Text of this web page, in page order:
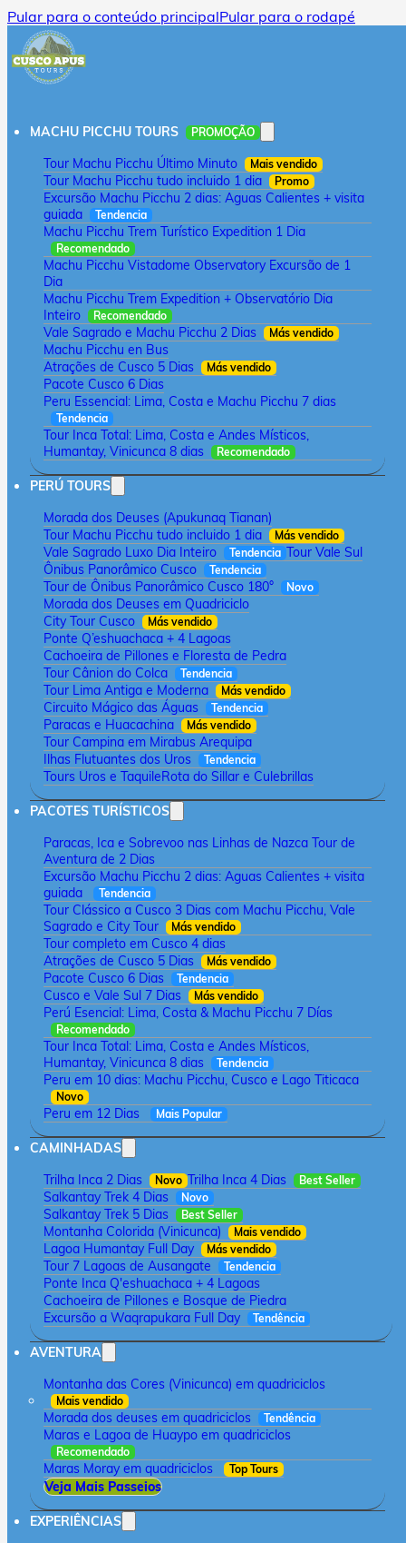
Pular para o conteúdo principalPular para o rodapé
MACHU PICCHU TOURS PROMOÇÃO
Tour Machu Picchu Último Minuto Mais vendido
Tour Machu Picchu tudo incluido 1 dia Promo
Excursão Machu Picchu 2 dias: Aguas Calientes + visita
guiada
Tendencia
Machu Picchu Trem Turístico Expedition 1 Dia
Recomendado
Machu Picchu Vistadome Observatory Excursão de 1
Dia
Machu Picchu Trem Expedition + Observatório Dia
Inteiro
Recomendado
Vale Sagrado e Machu Picchu 2 Dias Más vendido
Machu Picchu en Bus
Atrações de Cusco 5 Dias
Más vendido
Pacote Cusco 6 Dias
Peru Essencial: Lima, Costa e Machu Picchu 7 dias
Tendencia
Tour Inca Total: Lima, Costa e Andes Místicos,
Humantay, Vinicunca 8 dias
Recomendado
PERÚ TOURS
Morada dos Deuses (Apukunaq Tianan)
Tour Machu Picchu tudo incluido 1 dia
Más vendido
Vale Sagrado Luxo Dia Inteiro Tendencia Tour Vale Sul
Ônibus Panorâmico Cusco
Tendencia
Tour de Ônibus Panorâmico Cusco 180° Novo
Morada dos Deuses em Quadriciclo
City Tour Cusco
Más vendido
Ponte Q’eshuachaca + 4 Lagoas
Cachoeira de Pillones e Floresta de Pedra
Tour Cânion do Colca
Tendencia
Tour Lima Antiga e Moderna Más vendido
Circuito Mágico das Águas Tendencia
Paracas e Huacachina Más vendido
Tour Campina em Mirabus Arequipa
Ilhas Flutuantes dos Uros
Tendencia
Tours Uros e TaquileRota do Sillar e Culebrillas
PACOTES TURÍSTICOS
Paracas, Ica e Sobrevoo nas Linhas de Nazca Tour de
Aventura de 2 Dias
Excursão Machu Picchu 2 dias: Aguas Calientes + visita
guiada
Tendencia
Tour Clássico a Cusco 3 Dias com Machu Picchu, Vale
Sagrado e City Tour
Más vendido
Tour completo em Cusco 4 dias
Atrações de Cusco 5 Dias
Más vendido
Pacote Cusco 6 Dias Tendencia
Cusco e Vale Sul 7 Dias Más vendido
Perú Esencial: Lima, Costa & Machu Picchu 7 Días
Recomendado
Tour Inca Total: Lima, Costa e Andes Místicos,
Humantay, Vinicunca 8 dias
Tendencia
Peru em 10 dias: Machu Picchu, Cusco e Lago Titicaca
Novo
Peru em 12 Dias Mais Popular
CAMINHADAS
Trilha Inca 2 Dias
Novo Trilha Inca 4 Dias Best Seller
Salkantay Trek 4 Dias Novo
Salkantay Trek 5 Dias Best Seller
Montanha Colorida (Vinicunca) Mais vendido
Lagoa Humantay Full Day Más vendido
Tour 7 Lagoas de Ausangate Tendencia
Ponte Inca Q'eshuachaca + 4 Lagoas
Cachoeira de Pillones e Bosque de Piedra
Excursão a Waqrapukara Full Day
Tendência
AVENTURA
Montanha das Cores (Vinicunca) em quadriciclos
Mais vendido
Morada dos deuses em quadriciclos Tendência
Maras e Lagoa de Huaypo em quadriciclos
Recomendado
Maras Moray em quadriciclos Top Tours
Veja Mais Passeios
EXPERIÊNCIAS